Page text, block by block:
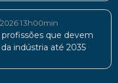
13h00min
que devem
indústria até 2035